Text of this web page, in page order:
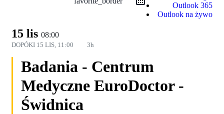
Outlook 365
Outlook na żywo
15 lis 08:00
DOPÓKI 15 LIS, 11:00 3h
Badania - Centrum
Medyczne EuroDoctor -
Świdnica